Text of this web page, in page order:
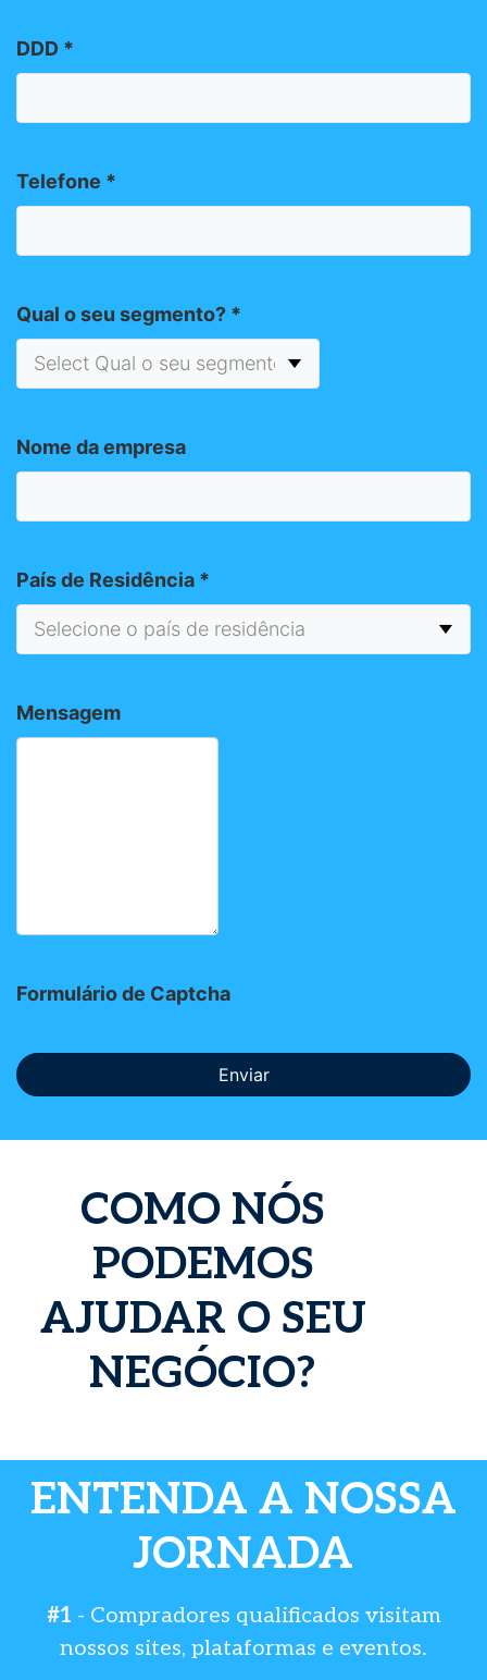
DDD *
Telefone *
Qual o seu segmento? *
Nome da empresa
País de Residência *
Mensagem
Formulário de Captcha
COMO NÓS
PODEMOS
AJUDAR O SEU
NEGÓCIO?
ENTENDA A NOSSA
JORNADA
#1 - Compradores qualificados visitam
nossos sites, plataformas e eventos.